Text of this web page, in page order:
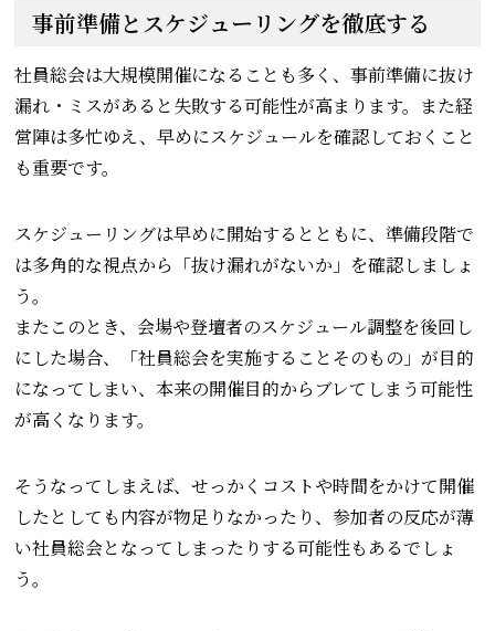
事前準備とスケジューリングを徹底する
社員総会は大規模開催になることも多く、事前準備に抜け
漏れ・ミスがあると失敗する可能性が高まります。また経
営陣は多忙ゆえ、早めにスケジュールを確認しておくこと
も重要です。
スケジューリングは早めに開始するとともに、準備段階で
は多角的な視点から「抜け漏れがないか」を確認しましょ
う。
またこのとき、会場や登壇者のスケジュール調整を後回し
にした場合、「社員総会を実施することそのもの」が目的
になってしまい、本来の開催目的からブレてしまう可能性
が高くなります。
そうなってしまえば、せっかくコストや時間をかけて開催
したとしても内容が物足りなかったり、参加者の反応が薄
い社員総会となってしまったりする可能性もあるでしょ
う。